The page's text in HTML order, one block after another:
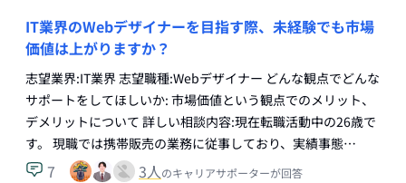
IT業界のWebデザイナーを目指す際、未経験でも市場
価値は上がりますか？
志望業界:IT業界 志望職種:Webデザイナー どんな観点でどんな
サポートをしてほしいか: 市場価値という観点でのメリット、
デメリットについて 詳しい相談内容:現在転職活動中の26歳で
す。 現職では携帯販売の業務に従事しており、実績事態…
7 3人のキャリアサポーターが回答